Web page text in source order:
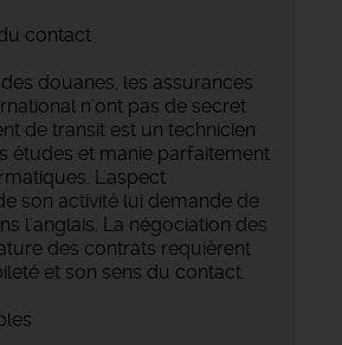
contact
douanes, les assurances
n'ont pas de secret
de transit est un technicien
études et manie parfaitement
L'aspect
son activité lui demande de
l'anglais. La négociation des
des contrats requièrent
et son sens du contact.